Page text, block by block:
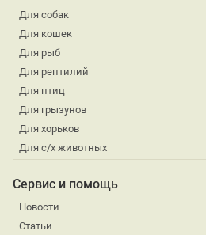
Для собак
Для кошек
Для рыб
Для рептилий
Для птиц
Для грызунов
Для хорьков
Для с/х животных
Сервис и помощь
Новости
Статьи